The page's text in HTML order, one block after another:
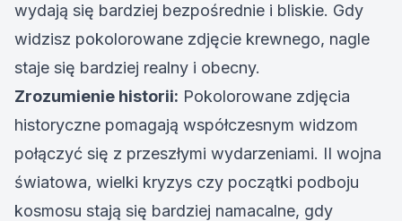
wydają się bardziej bezpośrednie i bliskie. Gdy
widzisz pokolorowane zdjęcie krewnego, nagle
staje się bardziej realny i obecny.
Zrozumienie historii: Pokolorowane zdjęcia
historyczne pomagają współczesnym widzom
połączyć się z przeszłymi wydarzeniami. II wojna
światowa, wielki kryzys czy początki podboju
kosmosu stają się bardziej namacalne, gdy